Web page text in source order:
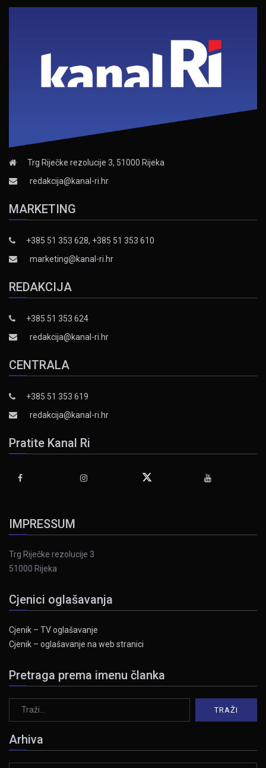
Trg Riječke rezolucije 3, 51000 Rijeka
redakcija@kanal-ri.hr
MARKETING
+385 51 353 628, +385 51 353 610
marketing@kanal-ri.hr
REDAKCIJA
+385 51 353 624
redakcija@kanal-ri.hr
CENTRALA
+385 51 353 619
redakcija@kanal-ri.hr
Pratite Kanal Ri
IMPRESSUM
Trg Riječke rezolucije 3
51000 Rijeka
Cjenici oglašavanja
Cjenik – TV oglašavanje
Cjenik – oglašavanje na web stranici
Pretraga prema imenu članka
Arhiva